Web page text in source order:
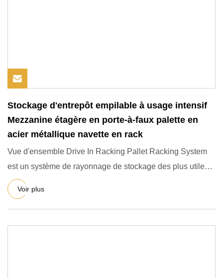
Stockage d'entrepôt empilable à usage intensif
Mezzanine étagère en porte-à-faux palette en
acier métallique navette en rack
Vue d'ensemble Drive In Racking Pallet Racking System
est un système de rayonnage de stockage des plus utiles
et des pl
Voir plus